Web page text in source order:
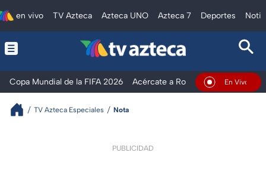
en vivo TV Azteca Azteca UNO Azteca 7 Deportes
Copa Mundial de la FIFA 2026 Acércate a Rocío Ventaneando
En Vivo
TV Azteca Especiales Nota
PUBLICIDAD